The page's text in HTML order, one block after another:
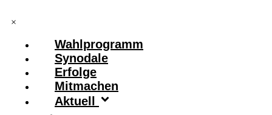
×
Wahlprogramm
Synodale
Erfolge
Mitmachen
Aktuell